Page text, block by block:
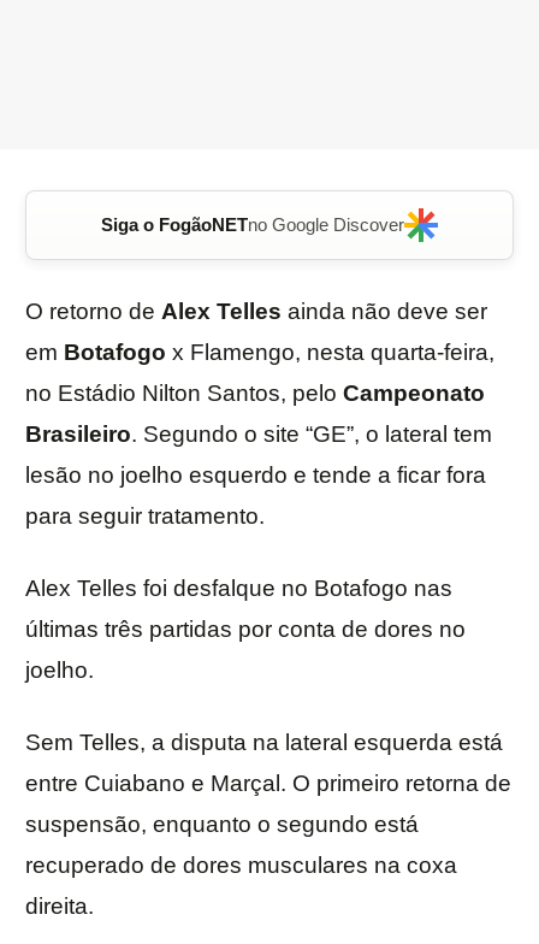
Siga o FogãoNETno Google Discover
O retorno de Alex Telles ainda não deve ser
em Botafogo x Flamengo, nesta quarta-feira,
no Estádio Nilton Santos, pelo Campeonato
Brasileiro. Segundo o site “GE”, o lateral tem
lesão no joelho esquerdo e tende a ficar fora
para seguir tratamento.
Alex Telles foi desfalque no Botafogo nas
últimas três partidas por conta de dores no
joelho.
Sem Telles, a disputa na lateral esquerda está
entre Cuiabano e Marçal. O primeiro retorna de
suspensão, enquanto o segundo está
recuperado de dores musculares na coxa
direita.